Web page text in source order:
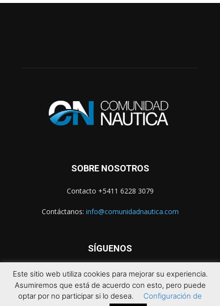
SOBRE NOSOTROS
Contacto +5411 6228 3079
Contáctanos: info@comunidadnautica.com
SÍGUENOS
Este sitio web utiliza cookies para mejorar su experiencia.
Asumiremos que está de acuerdo con esto, pero puede
optar por no participar si lo desea.
Configuración de